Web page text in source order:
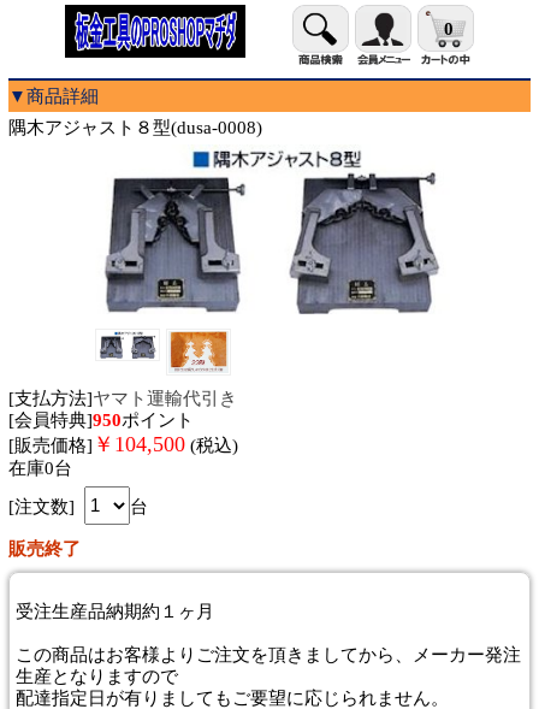
0
▼商品詳細
隅木アジャスト８型(dusa-0008)
[支払方法]ヤマト運輸代引き
[会員特典]950ポイント
[販売価格] ￥ 104,500 (税込)
在庫0台
[注文数]
台
販売終了
受注生産品納期約１ヶ月
この商品はお客様よりご注文を頂きましてから、メーカー発注
生産となりますので
配達指定日が有りましてもご要望に応じられません。